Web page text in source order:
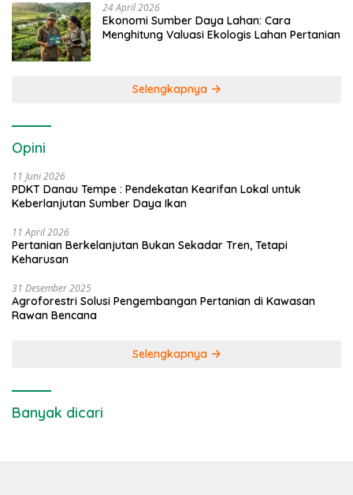
24 April 2026
Ekonomi Sumber Daya Lahan: Cara
Menghitung Valuasi Ekologis Lahan Pertanian
Selengkapnya
Opini
11 Juni 2026
PDKT Danau Tempe : Pendekatan Kearifan Lokal untuk
Keberlanjutan Sumber Daya Ikan
11 April 2026
Pertanian Berkelanjutan Bukan Sekadar Tren, Tetapi
Keharusan
31 Desember 2025
Agroforestri Solusi Pengembangan Pertanian di Kawasan
Rawan Bencana
Selengkapnya
Banyak dicari